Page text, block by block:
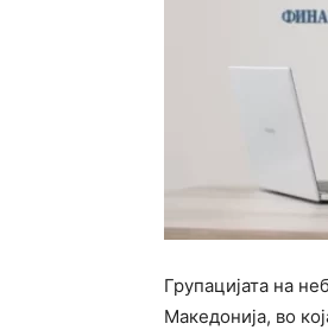
Групацијата на
Македонија, во